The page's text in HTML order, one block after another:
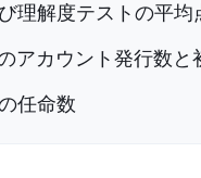
理解度テストの平均
アカウント発行数と
任命数